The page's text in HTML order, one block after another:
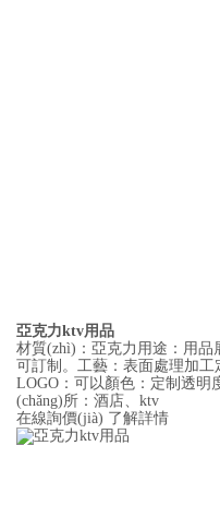
亞克力ktv用品
材質(zhì)：亞克力用途：用品
可訂制。工藝：表面處理加
LOGO：可以顏色：定制透明
(chǎng)所：酒店、ktv
在線詢價(jià) 了解詳情